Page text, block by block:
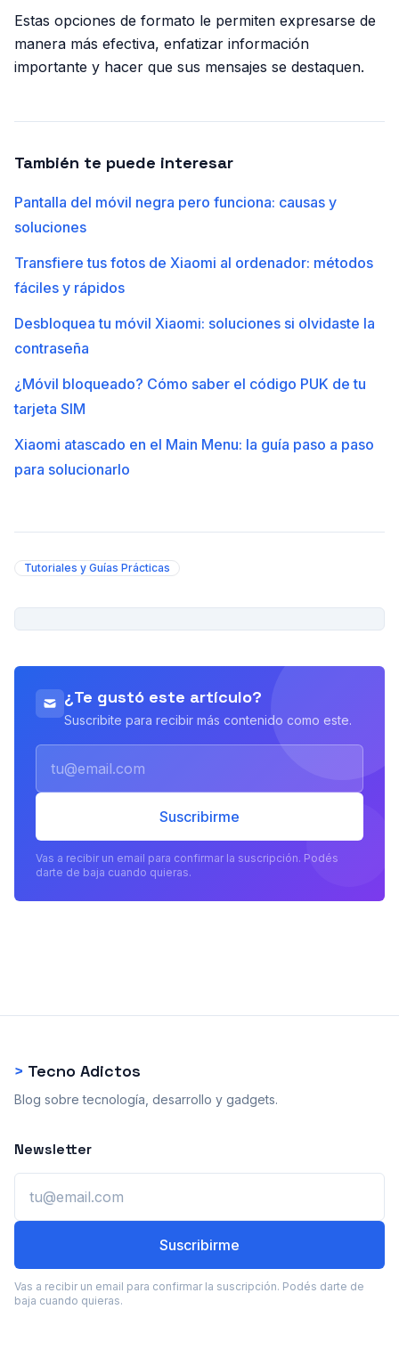
Estas opciones de formato le permiten expresarse de
manera más efectiva, enfatizar información
importante y hacer que sus mensajes se destaquen.
También te puede interesar
Pantalla del móvil negra pero funciona: causas y
soluciones
Transfiere tus fotos de Xiaomi al ordenador: métodos
fáciles y rápidos
Desbloquea tu móvil Xiaomi: soluciones si olvidaste la
contraseña
¿Móvil bloqueado? Cómo saber el código PUK de tu
tarjeta SIM
Xiaomi atascado en el Main Menu: la guía paso a paso
para solucionarlo
Tutoriales y Guías Prácticas
¿Te gustó este artículo?
Suscribite para recibir más contenido como este.
Suscribirme
Vas a recibir un email para confirmar la suscripción. Podés
darte de baja cuando quieras.
> Tecno Adictos
Blog sobre tecnología, desarrollo y gadgets.
Newsletter
Suscribirme
Vas a recibir un email para confirmar la suscripción. Podés darte de
baja cuando quieras.